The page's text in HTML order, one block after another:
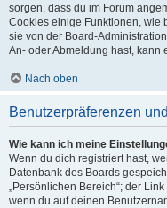
sorgen, dass du im Forum
Cookies einige Funktionen, wie
sie von der Board-
An- oder Abmeldung hast, kann
Nach oben
Benutzerpräferenzen
Wie kann ich meine
Wenn du dich registriert hast,
Datenbank des Boards
„Persönlichen Bereich“; der
wenn du auf deinen